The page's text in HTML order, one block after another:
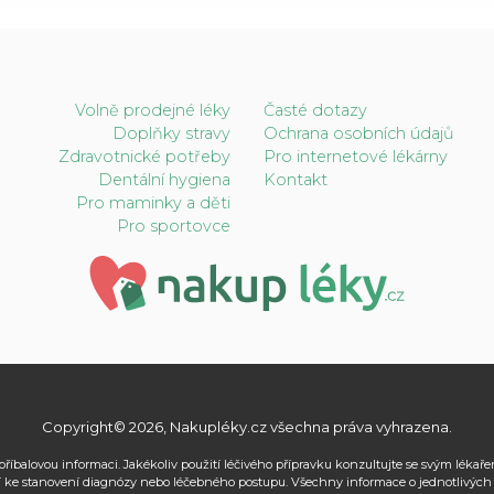
Volně prodejné léky
Doplňky stravy
Zdravotnické potřeby
Dentální hygiena
Pro maminky a děti
Pro sportovce
Časté dotazy
Ochrana osobních údajů
Pro internetové lékárny
Kontakt
Copyright© 2026, Nakupléky.cz všechna práva vyhrazena.
informaci. Jakékoliv použití léčivého přípravku konzultujte se svým
stanovení diagnózy nebo léčebného postupu. Všechny informace o